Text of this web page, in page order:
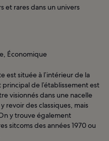
et rares dans un univers
Économique
est située à l’intérieur de la
principal de l’établissement est
visionnés dans une nacelle
revoir des classiques, mais
y trouve également
sitcoms des années 1970 ou